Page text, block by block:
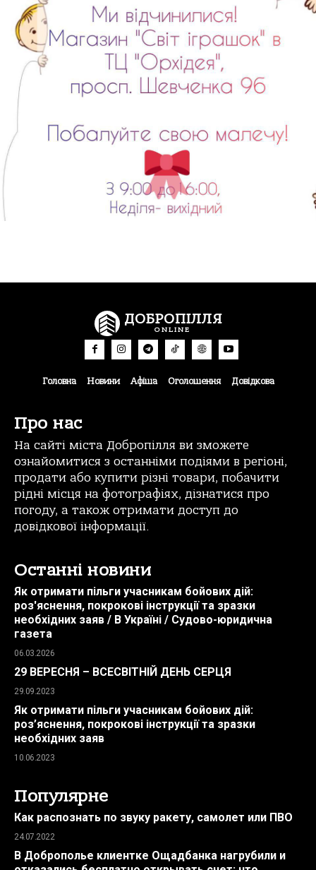
ДОБРОПІЛЛЯ
ONLINE
Головна Новини Афіша Оголошення Довідкова
Про нас
На сайті міста Добропілля ви зможете
ознайомитися з останніми подіями в регіоні,
продати або купити різні товари, побачити
рідні місця на фотографіях, дізнатися про
погоду, а також отримати доступ до
довідкової інформації.
Останні новини
Як отримати пільги учасникам бойових дій:
роз'яснення, покрокові інструкції та зразки
необхідних заяв / В Україні / Судово-юридична
газета
06.03.2026
29 ВЕРЕСНЯ – ВСЕСВІТНІЙ ДЕНЬ СЕРЦЯ
29.09.2023
Як отримати пільги учасникам бойових дій:
роз’яснення, покрокові інструкції та зразки
необхідних заяв
10.06.2023
Популярне
Как распознать по звуку ракету, самолет или ПВО
24.07.2022
В Доброполье клиентке Ощадбанка нагрубили и